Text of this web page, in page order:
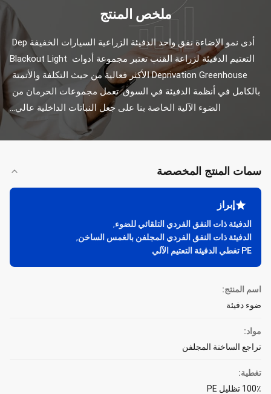
ملخص المنتج
التعتيم الدفيئة لزراعة القنب تعتبر مجموعة أدوات Blackout Light
Deprivation Greenhouse الأكثر فعالية من حيث التكلفة والأتمتة
الضوء الآلية الخاصة بنا على جعل النباتات الداخلية عالي...
سمات المنتج المخصصة
إبراز
الدفيئة ذات النفق الفردي التلقائي للضوء,
الدفيئة ذات النفق الفردي المجلفن بالغمس الساخن,
PE تغطي الدفيئة التعتيم الآلي
اسم المنتج:
ضوء دفيئة
مواد:
تراجع الساخنة المجلفن
تغطية:
100٪ تظليل PE